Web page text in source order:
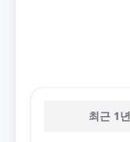
최근 1년